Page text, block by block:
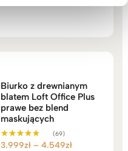
na 5
Biurko z drewnianym
blatem Loft Office Plus
prawe bez blend
maskujących
Oceniono
(69)
3.999zł – 4.549złZakres